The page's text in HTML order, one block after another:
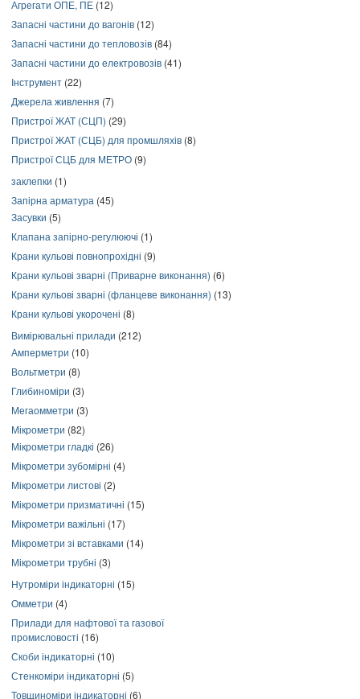
Агрегати ОПЕ, ПЕ (12)
Запасні частини до вагонів (12)
Запасні частини до тепловозів (84)
Запасні частини до електровозів (41)
Інструмент (22)
Джерела живлення (7)
Пристрої ЖАТ (СЦП) (29)
Пристрої ЖАТ (СЦБ) для промшляхів (8)
Пристрої СЦБ для МЕТРО (9)
заклепки (1)
Запірна арматура (45)
Засувки (5)
Клапана запірно-регулюючі (1)
Крани кульові повнопрохідні (9)
Крани кульові зварні (Приварне виконання) (6)
Крани кульові зварні (фланцеве виконання) (13)
Крани кульові укорочені (8)
Вимірювальні прилади (212)
Амперметри (10)
Вольтметри (8)
Глибиноміри (3)
Мегаомметри (3)
Мікрометри (82)
Мікрометри гладкі (26)
Мікрометри зубомірні (4)
Мікрометри листові (2)
Мікрометри призматичні (15)
Мікрометри важільні (17)
Мікрометри зі вставками (14)
Мікрометри трубні (3)
Нутроміри індикаторні (15)
Омметри (4)
Прилади для нафтової та газової
промисловості (16)
Скоби індикаторні (10)
Стенкоміри індикаторні (5)
Товщиноміри індикаторні (6)